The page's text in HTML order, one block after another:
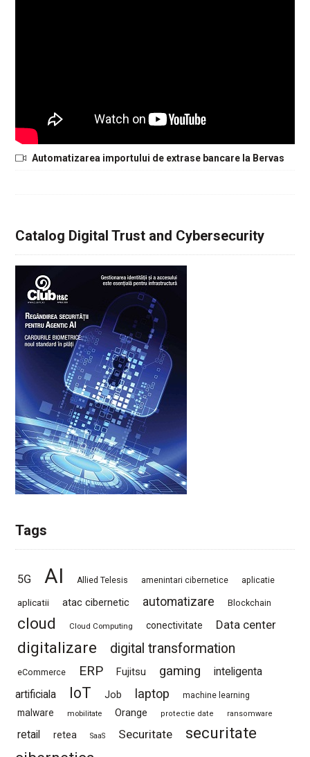
Automatizarea importului de extrase bancare la Bervas
Catalog Digital Trust and Cybersecurity
Tags
5G AI Allied Telesis amenintari cibernetice aplicatie
aplicatii atac cibernetic automatizare Blockchain
cloud Cloud Computing conectivitate Data center
digitalizare digital transformation
eCommerce ERP Fujitsu gaming
inteligenta
artificiala
IoT Job laptop machine learning
malware mobilitate Orange protectie date ransomware
retail retea SaaS Securitate
securitate